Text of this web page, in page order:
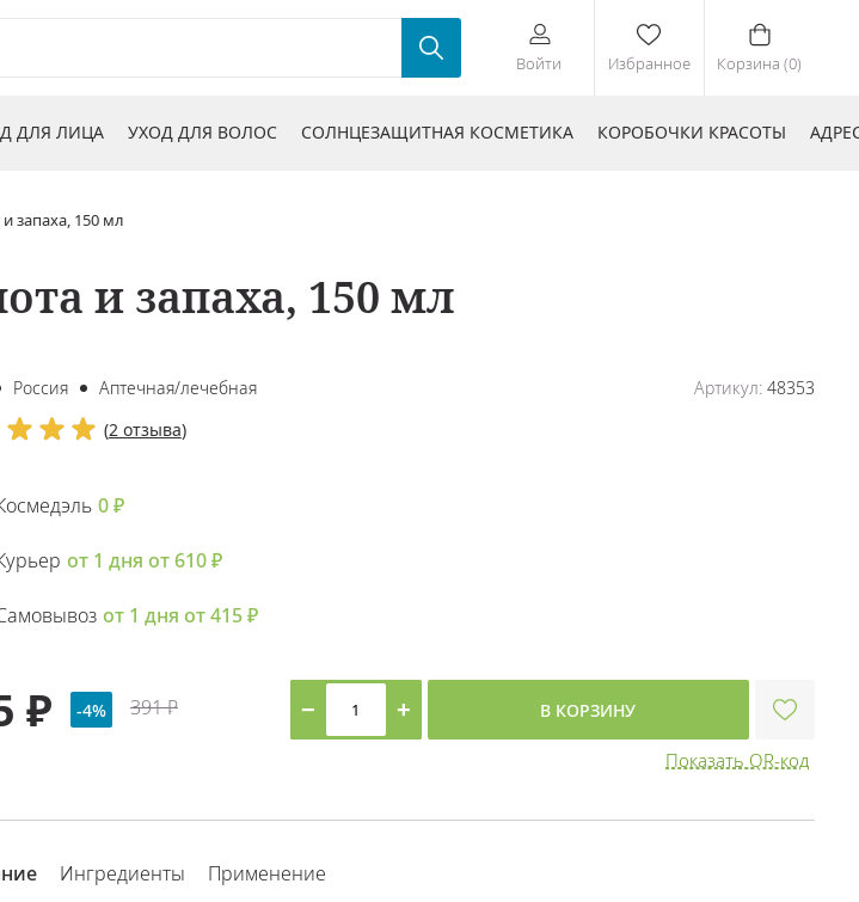
Войти Избранное Корзина (0)
ДЛЯ ЛИЦА УХОД ДЛЯ ВОЛОС СОЛНЦЕЗАЩИТНАЯ КОСМЕТИКА КОРОБОЧКИ КРАСОТЫ
запаха, 150 мл
и запаха, 150 мл
Россия Аптечная/лечебная Артикул: 48353
(2 отзыва)
0 ₽
от 1 дня от 610 ₽
от 1 дня от 415 ₽
₽ -4% 391 ₽ − + В КОРЗИНУ
Показать QR-код
Ингредиенты Применение